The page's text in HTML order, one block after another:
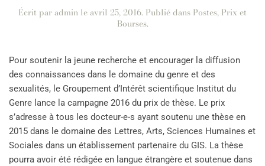
Écrit paradmin leavril 25, 2016. Publié dans Postes, Prix et
Bourses.
Pour soutenir la jeune recherche et encourager la diffusion
des connaissances dans le domaine du genre et des
sexualités, le Groupement d’Intérêt scientifique Institut du
Genre lance la campagne 2016 du prix de thèse. Le prix
s’adresse à tous les docteur-e-s ayant soutenu une thèse en
2015 dans le domaine des Lettres, Arts, Sciences Humaines et
Sociales dans un établissement partenaire du GIS. La thèse
pourra avoir été rédigée en langue étrangère et soutenue dans